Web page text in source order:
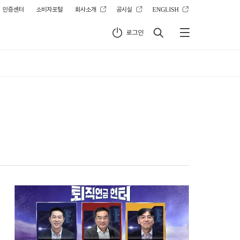
인증센터 소비자포털 회사소개 공시실 ENGLISH
로그인